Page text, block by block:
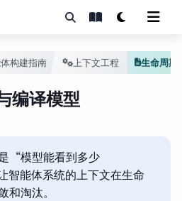
构建指南 上下文工程 生命周期
编译模型
“模型能看到多少
智能体系统的上下文在生命
和淘汰。